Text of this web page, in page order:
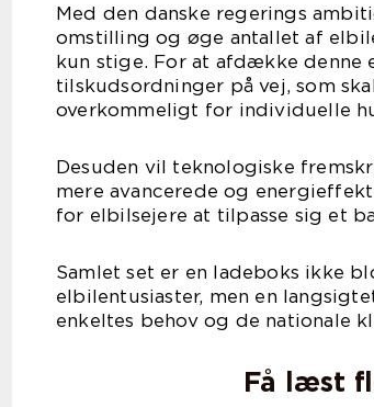
Med den danske regerings
omstilling og øge antallet af
kun stige. For at afdække
tilskudsordninger på vej, som
overkommeligt for individuelle
Desuden vil teknologiske
mere avancerede og
for elbilsejere at tilpasse sig et
Samlet set er en ladeboks ikke
elbilentusiaster, men en
enkeltes behov og de nationale
Få læst